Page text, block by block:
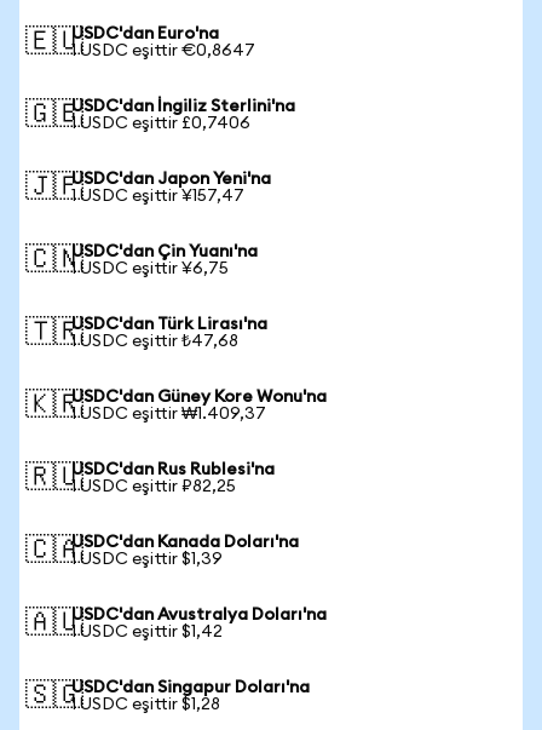
🇪🇺USDC'dan Euro'na
1 USDC eşittir €0,8647
🇬🇧USDC'dan İngiliz Sterlini'na
1 USDC eşittir £0,7406
🇯🇵USDC'dan Japon Yeni'na
1 USDC eşittir ¥157,47
🇨🇳USDC'dan Çin Yuanı'na
1 USDC eşittir ¥6,75
🇹🇷USDC'dan Türk Lirası'na
1 USDC eşittir ₺47,68
🇰🇷USDC'dan Güney Kore Wonu'na
1 USDC eşittir ₩1.409,37
🇷🇺USDC'dan Rus Rublesi'na
1 USDC eşittir ₽82,25
🇨🇦USDC'dan Kanada Doları'na
1 USDC eşittir $1,39
🇦🇺USDC'dan Avustralya Doları'na
1 USDC eşittir $1,42
🇸🇬USDC'dan Singapur Doları'na
1 USDC eşittir $1,28